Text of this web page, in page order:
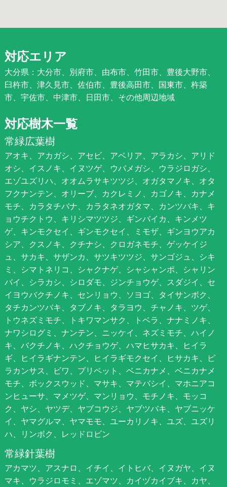
対応エリア
大分県：大分市、別府市、由布市、竹田市、豊後大野市、
臼杵市、津久見市、佐伯市、豊後高田市、国東市、杵築
市、宇佐市、中津市、日田市、その他周辺地域
対応樹木一覧
常緑広葉樹
アオキ、アカガシ、アセビ、アベリア、アラカシ、アリド
オシ、イスノキ、イヌツゲ、ウバメガシ、ウラジロガシ、
エゾユズリハ、オオムラサキツツジ、オガタマノキ、オタ
フクナンテン、オリーブ、カクレミノ、カゴノキ、カナメ
モチ、カラタチバナ、カラタネオガタマ、カンツバキ、キ
ョウチクトウ、キリシマツツジ、ギンバイカ、キンメツ
ゲ、キンモクセイ、ギンモクセイ、ミモザ、ギンヨウアカ
シア、クスノキ、クチナシ、クロガネモチ、ゲッケイジ
ュ、サカキ、サザンカ、サツキツツジ、サンゴジュ、シキ
ミ、シマトネリコ、シャクナゲ、シャシャンポ、シャリン
バイ、シラカシ、シロダモ、ジンチョウゲ、スダジイ、セ
イヨウバクチノキ、センリョウ、ソヨゴ、タイサンボク、
タチカンツバキ、タブノキ、タラヨウ、チャノキ、ツゲ、
トウネズミモチ、トキワマンサク、トベラ、ナナミノキ、
ナワシログミ、ナンテン、ニッケイ、ネズミモチ、ハイノ
キ、バクチノキ、ハクチョウゲ、ハマヒサカキ、ヒイラ
ギ、ヒイラギナンテン、ヒイラギモクセイ、ヒサカキ、ピ
ラカンサス、ビワ、プリペット、ベニカナメ、ベニカナメ
モチ、ボックスウッド、マサキ、マテバシイ、マホニアコ
ンヒューサ、マメツゲ、マンリョウ、モチノキ、モッコ
ク、ヤシ、ヤツデ、ヤブコウジ、ヤブツバキ、ヤブニッケ
イ、ヤマグルマ、ヤマモモ、ユーカリノキ、ユズ、ユズリ
ハ、リンボク、レッドロビン
常緑針葉樹
アカマツ、アスナロ、イチイ、イトヒバ、イヌガヤ、イヌ
マキ、ウラジロモミ、エゾマツ、カイヅカイブキ、カヤ、